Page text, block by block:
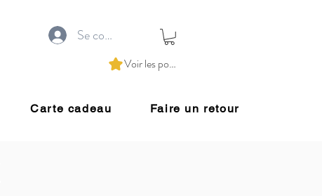
Se connecter
Voir les points
Carte cadeau Faire un retour